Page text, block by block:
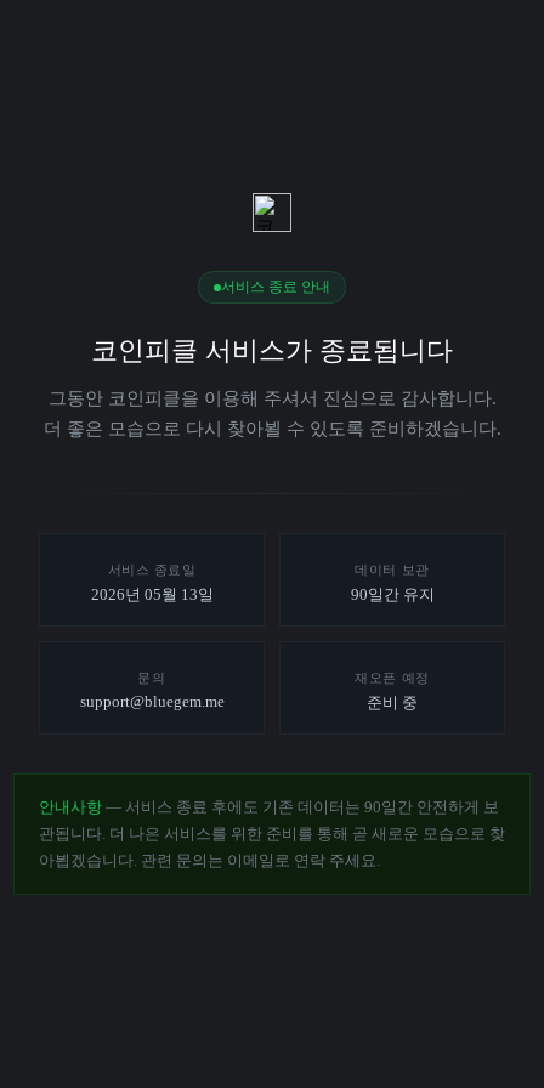
서비스 종료 안내
코인피클 서비스가 종료됩니다
그동안 코인피클을 이용해 주셔서 진심으로 감사합니다.
더 좋은 모습으로 다시 찾아뵐 수 있도록 준비하겠습니다.
서비스 종료일
2026년 05월 13일
데이터 보관
90일간 유지
문의
support@bluegem.me
재오픈 예정
준비 중
안내사항 — 서비스 종료 후에도 기존 데이터는 90일간 안전하게 보
관됩니다. 더 나은 서비스를 위한 준비를 통해 곧 새로운 모습으로 찾
아뵙겠습니다. 관련 문의는 이메일로 연락 주세요.